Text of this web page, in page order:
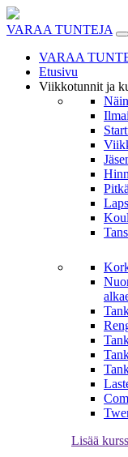
Skip
to
VARAA TUNTEJA
VARAA
Etusivu
Viikkotunnit ja
Lisää